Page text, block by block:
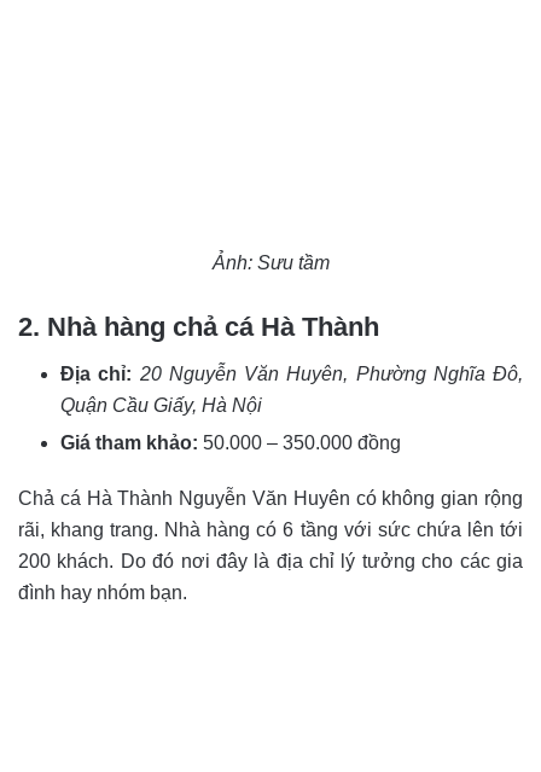
Ảnh: Sưu tầm
2. Nhà hàng chả cá Hà Thành
Địa chỉ: 20 Nguyễn Văn Huyên, Phường Nghĩa Đô,
Quận Cầu Giấy, Hà Nội
Giá tham khảo: 50.000 – 350.000 đồng
Chả cá Hà Thành Nguyễn Văn Huyên có không gian rộng
rãi, khang trang. Nhà hàng có 6 tầng với sức chứa lên tới
200 khách. Do đó nơi đây là địa chỉ lý tưởng cho các gia
đình hay nhóm bạn.